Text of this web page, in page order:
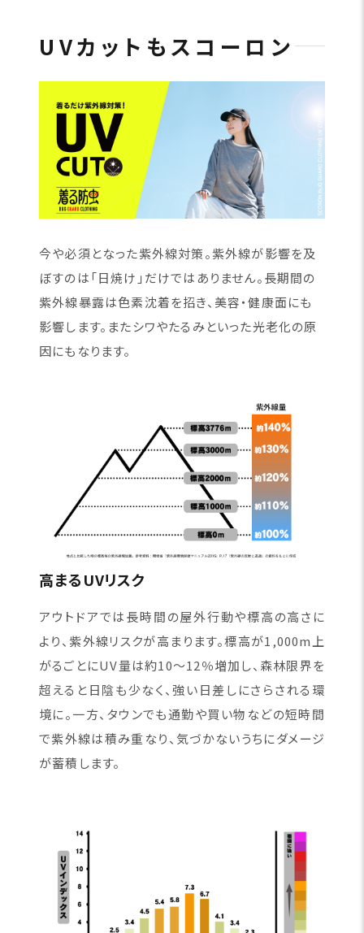
UVカットもスコーロン
今や必須となった紫外線対策。紫外線が影響を及
ぼすのは「日焼け」だけではありません。長期間の
紫外線暴露は色素沈着を招き、美容・健康面にも
影響します。またシワやたるみといった光老化の原
因にもなります。
高まるUVリスク
アウトドアでは長時間の屋外行動や標高の高さに
より、紫外線リスクが高まります。標高が1,000m上
がるごとにUV量は約10〜12％増加し、森林限界を
超えると日陰も少なく、強い日差しにさらされる環
境に。一方、タウンでも通勤や買い物などの短時間
で紫外線は積み重なり、気づかないうちにダメージ
が蓄積します。